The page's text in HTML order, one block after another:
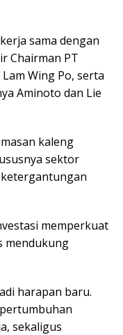
sama dengan
Chairman PT
Wing Po, serta
Aminoto dan Lie
kaleng
sektor
memperkuat
mendukung
harapan baru.
sekaligus